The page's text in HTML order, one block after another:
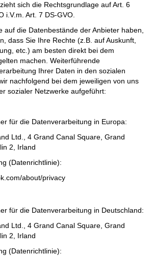
sich die Rechtsgrundlage auf Art. 6
i.V.m. Art. 7 DS-GVO.
auf die Datenbestände der Anbieter haben,
dass Sie Ihre Rechte (z.B. auf Auskunft,
etc.) am besten direkt bei dem
machen. Weiterführende
Ihrer Daten in den sozialen
nachfolgend bei dem jeweiligen von uns
sozialer Netzwerke aufgeführt:
für die Datenverarbeitung in Europa:
Ltd., 4 Grand Canal Square, Grand
2, Irland
(Datenrichtlinie):
about/privacy
für die Datenverarbeitung in Deutschland:
Ltd., 4 Grand Canal Square, Grand
2, Irland
(Datenrichtlinie):